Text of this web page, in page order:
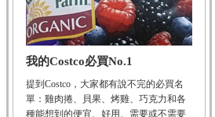
咖啡中的咖啡因會刺激
中樞神經系統，特別...
椰子
椰子含有糖類、脂肪、
荔枝
荔枝性質溫和所含的營
我的Costco必買No.1
提到Costco，大家都有說不完的必買名
單：雞肉捲、貝果、烤雞、巧克力和各
種能想到的便宜、好用、需要或不需要